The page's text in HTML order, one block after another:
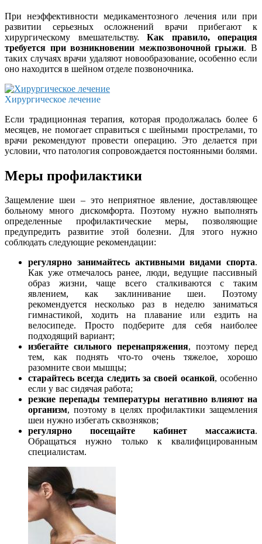
При неэффективности медикаментозного лечения или при
развитии серьезных осложнений врачи прибегают к
хирургическому вмешательству. Как правило, операция
требуется при возникновении межпозвоночной грыжи. В
таких случаях врачи удаляют новообразование, особенно если
оно находится в шейном отделе позвоночника.
Хирургическое лечение
Если традиционная терапия, которая продолжалась более 6
месяцев, не помогает справиться с шейными прострелами, то
врачи рекомендуют провести операцию. Это делается при
условии, что патология сопровождается постоянными болями.
Меры профилактики
Защемление шеи – это неприятное явление, доставляющее
больному много дискомфорта. Поэтому нужно выполнять
определенные профилактические меры, позволяющие
предупредить развитие этой болезни. Для этого нужно
соблюдать следующие рекомендации:
регулярно занимайтесь активными видами спорта.
Как уже отмечалось ранее, люди, ведущие пассивный
образ жизни, чаще всего сталкиваются с таким
явлением, как заклинивание шеи. Поэтому
рекомендуется несколько раз в неделю заниматься
гимнастикой, ходить на плавание или ездить на
велосипеде. Просто подберите для себя наиболее
подходящий вариант;
избегайте сильного перенапряжения, поэтому перед
тем, как поднять что-то очень тяжелое, хорошо
разомните свои мышцы;
старайтесь всегда следить за своей осанкой, особенно
если у вас сидячая работа;
резкие перепады температуры негативно влияют на
организм, поэтому в целях профилактики защемления
шеи нужно избегать сквозняков;
регулярно посещайте кабинет массажиста.
Обращаться нужно только к квалифицированным
специалистам.